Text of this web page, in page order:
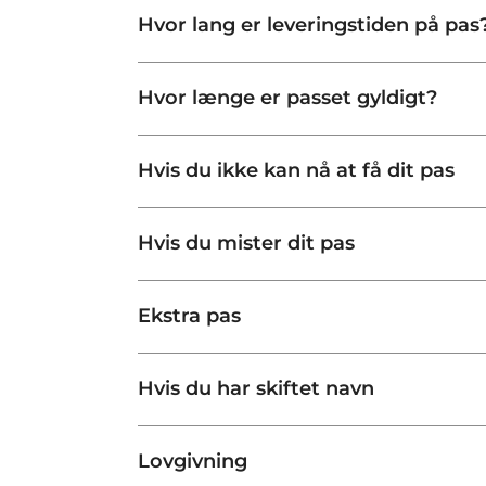
Hvor lang er leveringstiden på
Hvor længe er passet gyldigt?
Hvis du ikke kan nå at få dit pas
Hvis du mister dit pas
Ekstra pas
Hvis du har skiftet navn
Lovgivning